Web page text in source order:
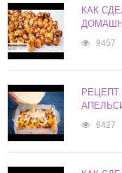
КАК
9457
6427